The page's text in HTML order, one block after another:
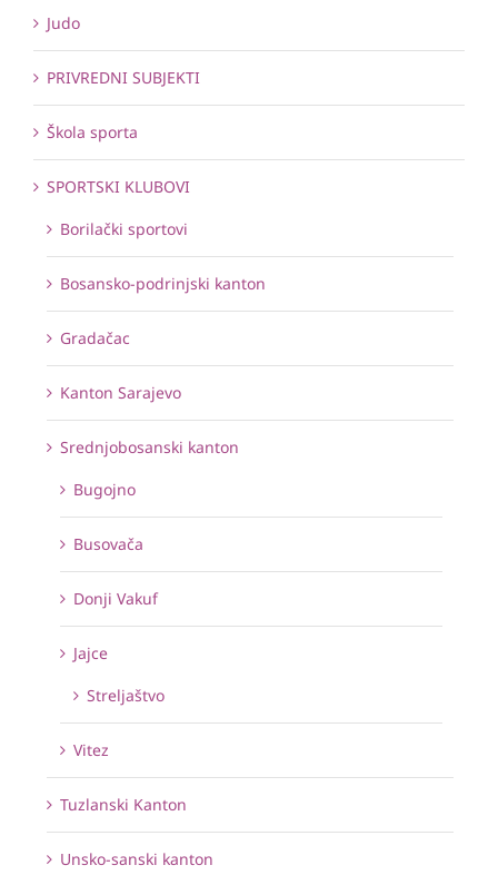
Judo
PRIVREDNI SUBJEKTI
Škola sporta
SPORTSKI KLUBOVI
Borilački sportovi
Bosansko-podrinjski kanton
Gradačac
Kanton Sarajevo
Srednjobosanski kanton
Bugojno
Busovača
Donji Vakuf
Jajce
Streljaštvo
Vitez
Tuzlanski Kanton
Unsko-sanski kanton